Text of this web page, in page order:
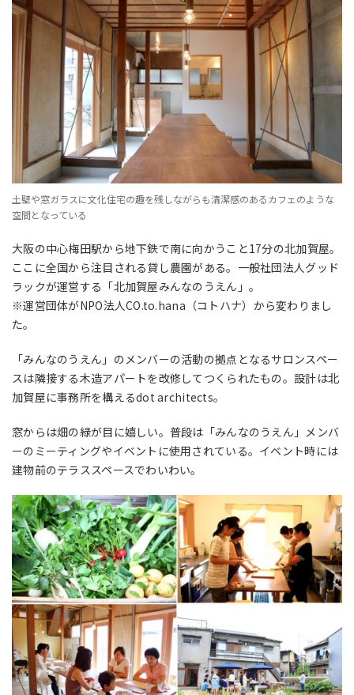
土壁や窓ガラスに文化住宅の趣を残しながらも清潔感のあるカフェのような
空間となっている
大阪の中心梅田駅から地下鉄で南に向かうこと17分の北加賀屋。
ここに全国から注目される貸し農園がある。 一般社団法人グッド
ラックが運営する「北加賀屋みんなのうえん」。
※運営団体がNPO法人CO.to.hana（コトハナ）から変わりまし
た。
「みんなのうえん」のメンバーの活動の拠点となるサロンスペー
スは隣接する木造アパートを改修してつくられたもの。設計は北
加賀屋に事務所を構えるdot architects。
窓からは畑の緑が目に嬉しい。普段は「みんなのうえん」メンバ
ーのミーティングやイベントに使用されている。イベント時には
建物前のテラススペースでわいわい。